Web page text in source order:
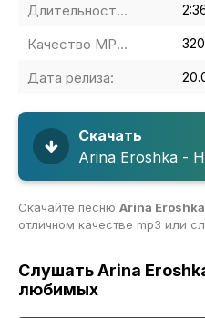
Длительность MP3:
Качество MP3:
Дата релиза:
Скачать
Arina Eroshka -
Скачайте песню Arina
отличном качестве mp3 или
Слушать Arina
любимых